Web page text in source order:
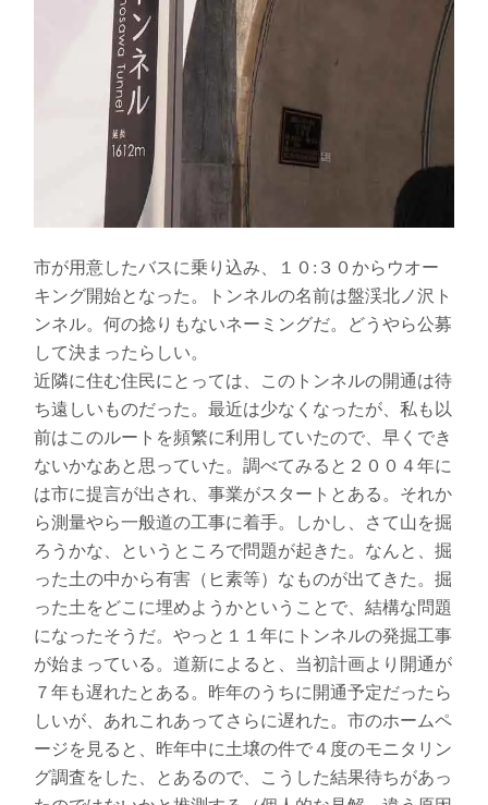
市が用意したバスに乗り込み、１０:３０からウオー
キング開始となった。トンネルの名前は盤渓北ノ沢ト
ンネル。何の捻りもないネーミングだ。どうやら公募
して決まったらしい。
近隣に住む住民にとっては、このトンネルの開通は待
ち遠しいものだった。最近は少なくなったが、私も以
前はこのルートを頻繁に利用していたので、早くでき
ないかなあと思っていた。調べてみると２００４年に
は市に提言が出され、事業がスタートとある。それか
ら測量やら一般道の工事に着手。しかし、さて山を掘
ろうかな、というところで問題が起きた。なんと、掘
った土の中から有害（ヒ素等）なものが出てきた。掘
った土をどこに埋めようかということで、結構な問題
になったそうだ。やっと１１年にトンネルの発掘工事
が始まっている。道新によると、当初計画より開通が
７年も遅れたとある。昨年のうちに開通予定だったら
しいが、あれこれあってさらに遅れた。市のホームペ
ージを見ると、昨年中に土壌の件で４度のモニタリン
グ調査をした、とあるので、こうした結果待ちがあっ